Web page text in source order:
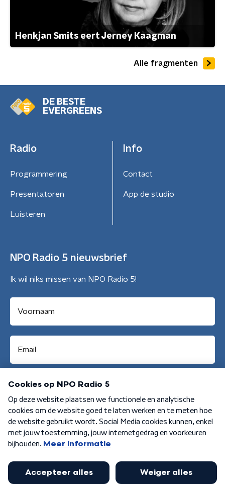
Henkjan Smits eert Jerney Kaagman
Alle fragmenten
DE BESTE
EVERGREENS
Radio
Programmering
Presentatoren
Luisteren
Info
Contact
App de studio
NPO Radio 5 nieuwsbrief
Ik wil niks missen van NPO Radio 5!
Aanmelden
Algemene voorwaarden Privacybeleid